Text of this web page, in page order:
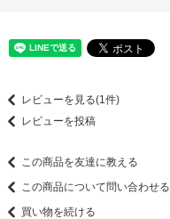
レビューを見る(1件)
レビューを投稿
この商品を友達に教える
この商品について問い合わせる
買い物を続ける